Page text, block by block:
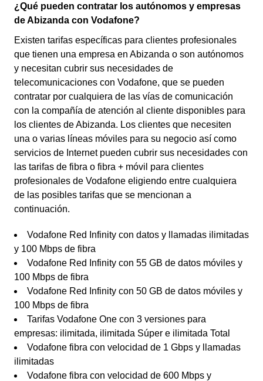
¿Qué pueden contratar los autónomos y empresas
de Abizanda con Vodafone?
Existen tarifas específicas para clientes profesionales
que tienen una empresa en Abizanda o son autónomos
y necesitan cubrir sus necesidades de
telecomunicaciones con Vodafone, que se pueden
contratar por cualquiera de las vías de comunicación
con la compañía de atención al cliente disponibles para
los clientes de Abizanda. Los clientes que necesiten
una o varias líneas móviles para su negocio así como
servicios de Internet pueden cubrir sus necesidades con
las tarifas de fibra o fibra + móvil para clientes
profesionales de Vodafone eligiendo entre cualquiera
de las posibles tarifas que se mencionan a
continuación.
Vodafone Red Infinity con datos y llamadas ilimitadas
y 100 Mbps de fibra
Vodafone Red Infinity con 55 GB de datos móviles y
100 Mbps de fibra
Vodafone Red Infinity con 50 GB de datos móviles y
100 Mbps de fibra
Tarifas Vodafone One con 3 versiones para
empresas: ilimitada, ilimitada Súper e ilimitada Total
Vodafone fibra con velocidad de 1 Gbps y llamadas
ilimitadas
Vodafone fibra con velocidad de 600 Mbps y